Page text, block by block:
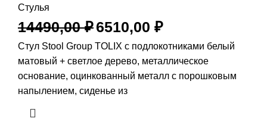
Стулья
14490,00₽6510,00 ₽
Стул Stool Group TOLIX с подлокотниками белый
матовый + светлое дерево, металлическое
основание, оцинкованный металл с порошковым
напылением, сиденье из